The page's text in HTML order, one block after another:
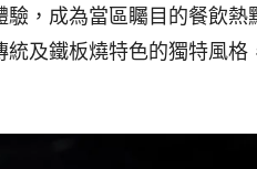
，成為當區矚目的餐飲熱
及鐵板燒特色的獨特風格